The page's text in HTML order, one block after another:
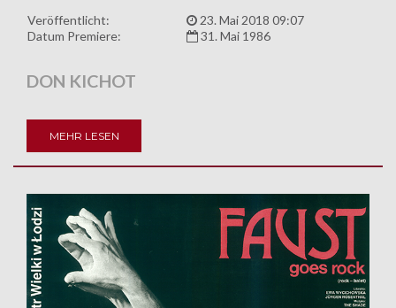
Veröffentlicht:
23. Mai 2018 09:07
Datum Premiere:
31. Mai 1986
DON KICHOT
MEHR LESEN